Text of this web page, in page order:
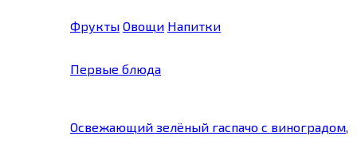
Фрукты Овощи Напитки
Первые блюда
Освежающий зелёный гаспачо с виноградом,